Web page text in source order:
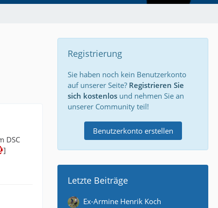
DSC
]
Registrierung
Sie haben noch kein Benutzerkonto
auf unserer Seite? Registrieren Sie
sich kostenlos und nehmen Sie an
unserer Community teil!
Benutzerkonto erstellen
Letzte Beiträge
Ex-Armine Henrik Koch